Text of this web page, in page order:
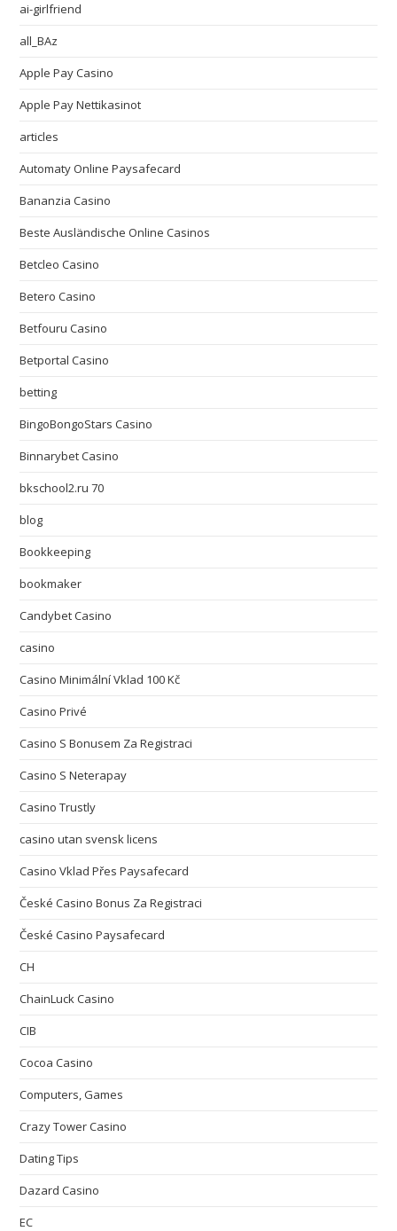
ai-girlfriend
all_BAz
Apple Pay Casino
Apple Pay Nettikasinot
articles
Automaty Online Paysafecard
Bananzia Casino
Beste Ausländische Online Casinos
Betcleo Casino
Betero Casino
Betfouru Casino
Betportal Casino
betting
BingoBongoStars Casino
Binnarybet Casino
bkschool2.ru 70
blog
Bookkeeping
bookmaker
Candybet Casino
casino
Casino Minimální Vklad 100 Kč
Casino Privé
Casino S Bonusem Za Registraci
Casino S Neterapay
Casino Trustly
casino utan svensk licens
Casino Vklad Přes Paysafecard
České Casino Bonus Za Registraci
České Casino Paysafecard
CH
ChainLuck Casino
CIB
Cocoa Casino
Computers, Games
Crazy Tower Сasino
Dating Tips
Dazard Casino
EC